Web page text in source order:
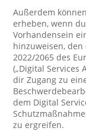
Außerdem
erheben, wenn
Vorhandensein
hinzuweisen,
2022/2065 des
(„Digital Services
dir Zugang zu
dem Digital
zu ergreifen.